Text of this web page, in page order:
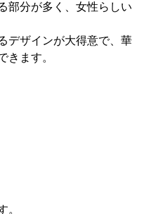
部分が多く、女性らしい
デザインが大得意で、華
きます。
。